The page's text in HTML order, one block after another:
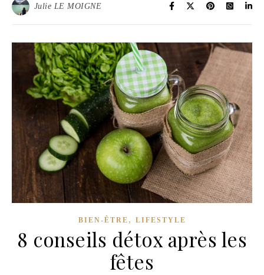
Julie LE MOIGNE
BIEN-ÊTRE , LIFESTYLE
8 conseils détox après les
fêtes